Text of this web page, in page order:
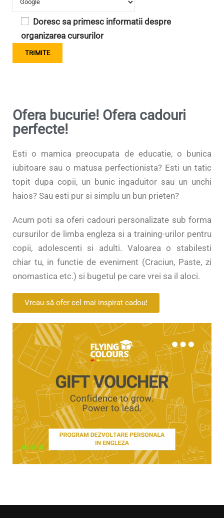
Doresc sa primesc informatii despre
organizarea cursurilor
Ofera bucurie! Ofera cadouri
perfecte!
Esti o mamica preocupata de educatie, o bunica
iubitoare sau o matusa perfectionista? Esti un tatic
topit dupa copii, un bunic ingaduitor sau un unchi
haios? Sau esti pur si simplu un bun prieten?
Acum poti sa oferi cadouri personalizate sub forma
cursurilor de limba engleza si a training-urilor pentru
copii, adolescenti si adulti. Valoarea o stabilesti
chiar tu, in functie de eveniment (Craciun, Paste, zi
onomastica etc.) si bugetul pe care vrei sa il aloci.
Vreau să ofer cel mai inspirat cadou!